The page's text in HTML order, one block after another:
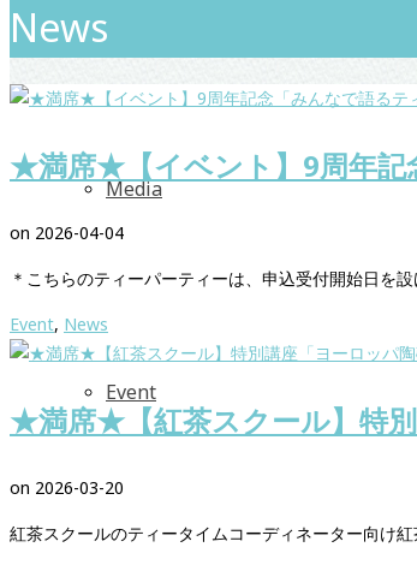
Media
Event
News
★満席★【イベント】9周年記
on 2026-04-04
＊こちらのティーパーティーは、申込受付開始日を
Event, News
★満席★【紅茶スクール】特別
on 2026-03-20
紅茶スクールのティータイムコーディネーター向け